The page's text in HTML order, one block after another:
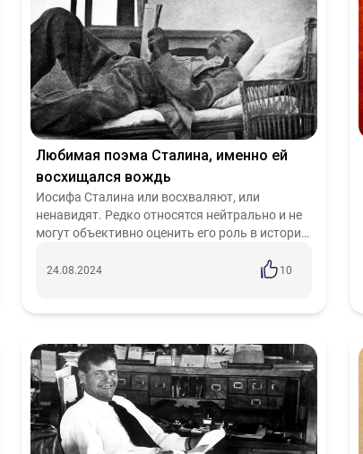
Любимая поэма Сталина, именно ей
восхищался вождь
Иосифа Сталина или восхваляют, или
ненавидят. Редко относятся нейтрально и не
могут объективно оценить его роль в истории.
свои интересы и привычки. Об одном...
24.08.2024 10